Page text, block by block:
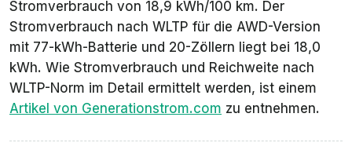
Stromverbrauch von 18,9 kWh/100 km. Der
Stromverbrauch nach WLTP für die AWD-Version
mit 77-kWh-Batterie und 20-Zöllern liegt bei 18,0
kWh. Wie Stromverbrauch und Reichweite nach
WLTP-Norm im Detail ermittelt werden, ist einem
Artikel von Generationstrom.com zu entnehmen.